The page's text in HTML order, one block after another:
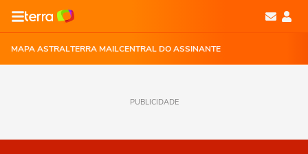
MAPA ASTRALTERRA MAILCENTRAL DO ASSINANTE
PUBLICIDADE